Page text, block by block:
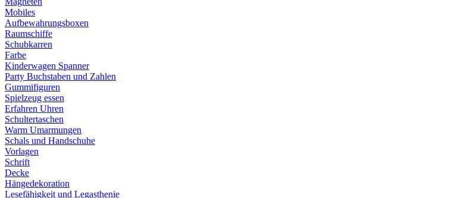
Mobiles
Aufbewahrungsboxen
Raumschiffe
Schubkarren
Farbe
Kinderwagen Spanner
Party Buchstaben und Zahlen
Gummifiguren
Spielzeug essen
Erfahren Uhren
Schultertaschen
Warm Umarmungen
Schals und Handschuhe
Vorlagen
Schrift
Decke
Hängedekoration
Lesefähigkeit und Legasthenie